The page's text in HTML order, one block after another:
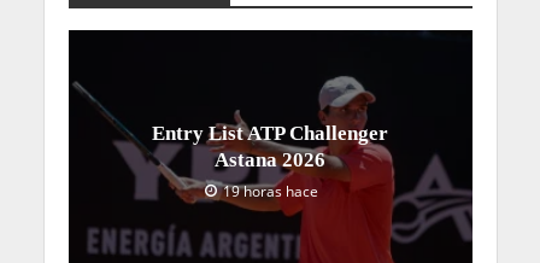
Entry List ATP Challenger
Astana 2026
19 horas hace